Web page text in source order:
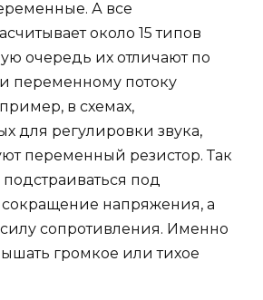
А все
около 15 типов
очередь их отличают по
переменному потоку
в схемах,
для регулировки звука,
переменный резистор. Так
под
напряжения, а
сопротивления. Именно
громкое или тихое